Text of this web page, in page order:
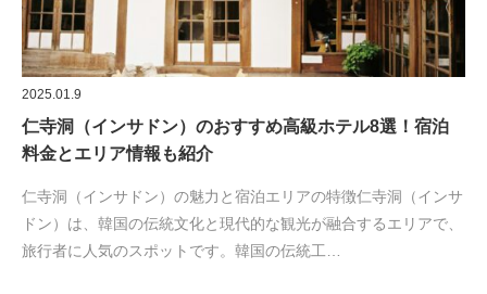
2025.01.9
仁寺洞（インサドン）のおすすめ高級ホテル8選！宿泊
料金とエリア情報も紹介
仁寺洞（インサドン）の魅力と宿泊エリアの特徴仁寺洞（インサ
ドン）は、韓国の伝統文化と現代的な観光が融合するエリアで、
旅行者に人気のスポットです。韓国の伝統工…